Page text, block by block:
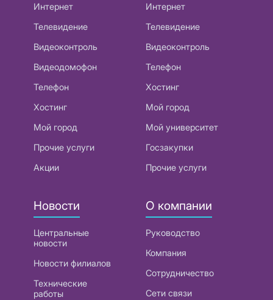
Интернет
Телевидение
Видеоконтроль
Видеодомофон
Телефон
Хостинг
Мой город
Прочие услуги
Акции
Интернет
Телевидение
Видеоконтроль
Телефон
Хостинг
Мой город
Мой университет
Госзакупки
Прочие услуги
Новости
Центральные
новости
Новости филиалов
Технические
работы
О компании
Руководство
Компания
Сотрудничество
Сети связи